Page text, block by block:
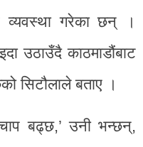
व्यवस्था गरेका छन् ।
उठाउँदै काठमाडौंबाट
सिटौलाले बताए ।
बढ्छ,’ उनी भन्छन्,